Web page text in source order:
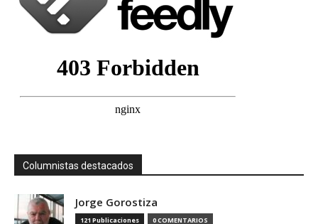
Columnistas destacados
Jorge Gorostiza
121 Publicaciones 0 COMENTARIOS